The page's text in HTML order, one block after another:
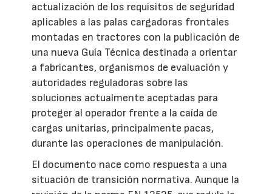
actualización de los requisitos de seguridad
aplicables a las palas cargadoras frontales
montadas en tractores con la publicación de
una nueva Guía Técnica destinada a orientar
a fabricantes, organismos de evaluación y
autoridades reguladoras sobre las
soluciones actualmente aceptadas para
proteger al operador frente a la caída de
cargas unitarias, principalmente pacas,
durante las operaciones de manipulación.
El documento nace como respuesta a una
situación de transición normativa. Aunque la